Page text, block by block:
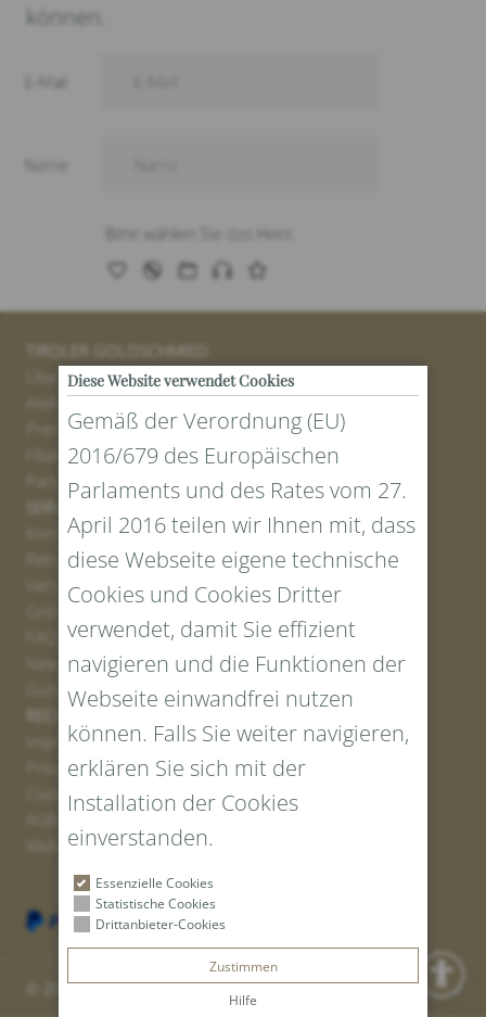
können.
TIROLER GOLDSCHMIED
Über uns
Atelier
Presse
Filialen
Partner
SERVICE
Kontakt
Retourenportal
Versand
Newsletter Anmelden
Gutschein erstellen
RECHTLICHES UND DATENSCHUTZ
Impressum
Privacy Policy
Cookies
Widerrufsrecht
© 2026 Tiroler Goldschmied GmbH | Vat ID: IT 00766010219
Diese Website verwendet Cookies
Gemäß der Verordnung (EU)
2016/679 des Europäischen
Parlaments und des Rates vom 27.
April 2016 teilen wir Ihnen mit, dass
diese Webseite eigene technische
Cookies und Cookies Dritter
verwendet, damit Sie effizient
navigieren und die Funktionen der
Webseite einwandfrei nutzen
können. Falls Sie weiter navigieren,
erklären Sie sich mit der
Installation der Cookies
einverstanden.
Essenzielle Cookies
Statistische Cookies
Drittanbieter-Cookies
Zustimmen
Hilfe